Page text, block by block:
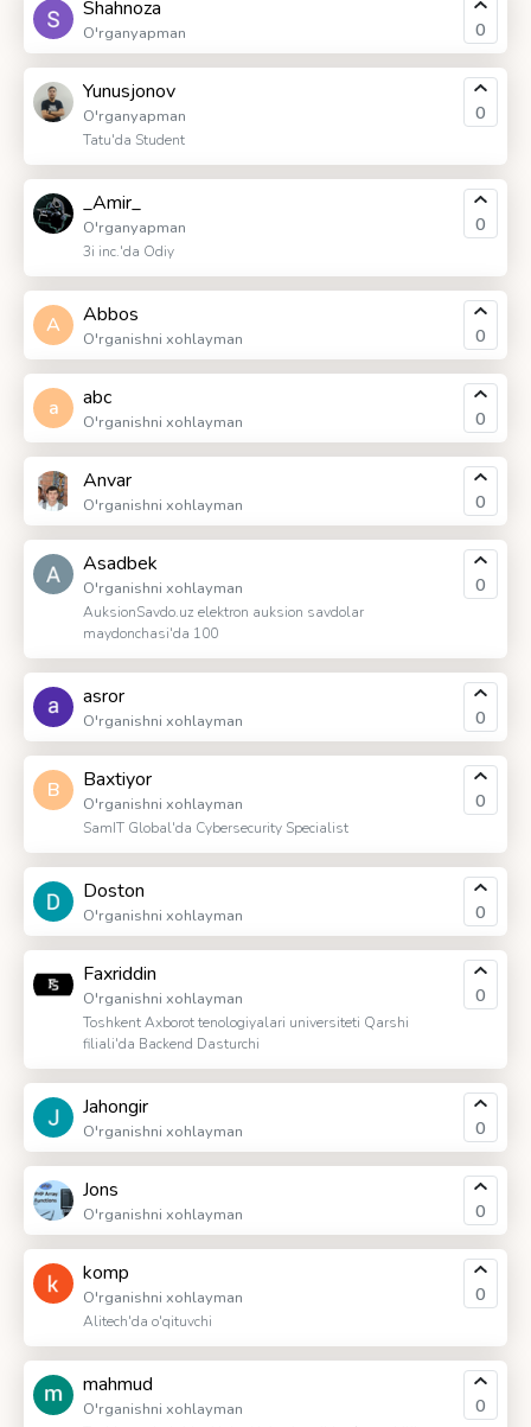
Shahnoza
O'rganyapman 0
Yunusjonov
O'rganyapman
Tatu'da Student
0
_Amir_
O'rganyapman
3i inc.'da Odiy
0
A Abbos
O'rganishni xohlayman 0
a abc
O'rganishni xohlayman 0
Anvar
O'rganishni xohlayman 0
Asadbek
O'rganishni xohlayman
AuksionSavdo.uz elektron auksion savdolar
maydonchasi'da 100
0
asror
O'rganishni xohlayman 0
B Baxtiyor
O'rganishni xohlayman
SamIT Global'da Cybersecurity Specialist
0
Doston
O'rganishni xohlayman 0
Faxriddin
O'rganishni xohlayman
Toshkent Axborot tenologiyalari universiteti Qarshi
filiali'da Backend Dasturchi
0
Jahongir
O'rganishni xohlayman 0
Jons
O'rganishni xohlayman 0
komp
O'rganishni xohlayman
Alitech'da o'qituvchi
0
mahmud
O'rganishni xohlayman 0